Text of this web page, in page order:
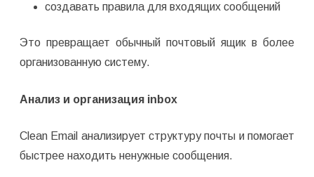
создавать правила для входящих сообщений
Это превращает обычный почтовый ящик в более
организованную систему.
Анализ и организация inbox
Clean Email анализирует структуру почты и помогает
быстрее находить ненужные сообщения.